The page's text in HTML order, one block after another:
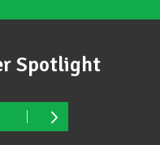
Spotlight